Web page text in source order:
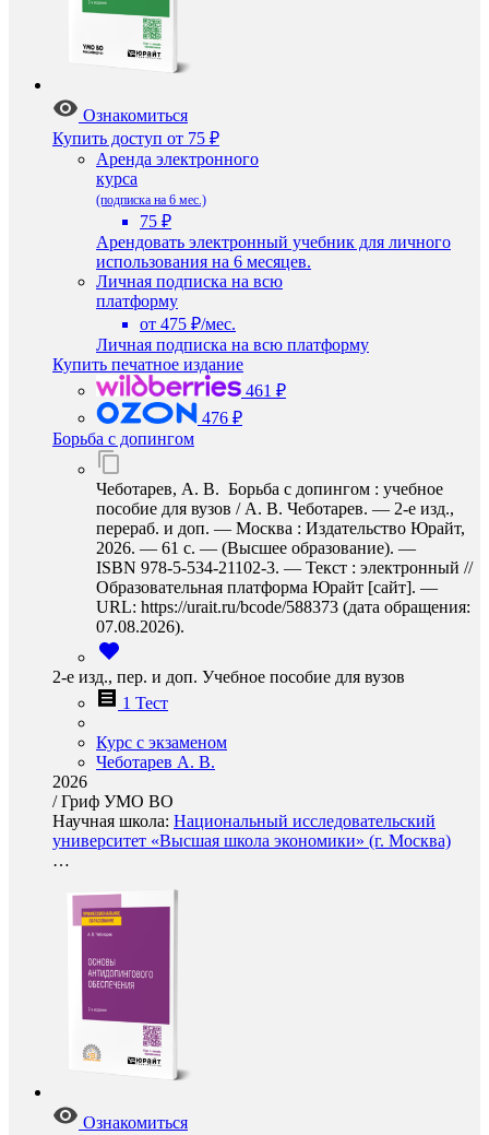
Ознакомиться
Купить доступ от 75 ₽
Аренда электронного
курса
(подписка на 6 мес.)
75 ₽
Арендовать электронный учебник для личного
использования на 6 месяцев.
Личная подписка на всю
платформу
от 475 ₽/мес.
Личная подписка на всю платформу
Купить печатное издание
461 ₽
476 ₽
Борьба с допингом
Чеботарев, А. В. Борьба с допингом : учебное
пособие для вузов / А. В. Чеботарев. — 2-е изд.,
перераб. и доп. — Москва : Издательство Юрайт,
2026. — 61 с. — (Высшее образование). —
ISBN 978-5-534-21102-3. — Текст : электронный //
Образовательная платформа Юрайт [сайт]. —
URL: https://urait.ru/bcode/588373 (дата обращения:
07.08.2026).
2-е изд., пер. и доп. Учебное пособие для вузов
1 Тест
Курс с экзаменом
Чеботарев А. В.
2026
/Гриф УМО ВО
Научная школа: Национальный исследовательский
университет «Высшая школа экономики» (г. Москва)
…
Ознакомиться